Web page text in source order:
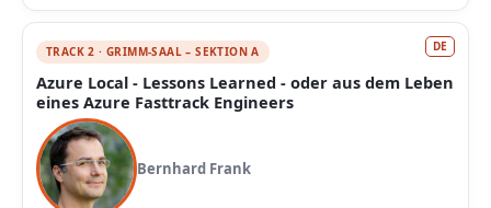
TRACK 2 · GRIMM-SAAL – SEKTION A DE
Azure Local - Lessons Learned - oder aus dem Leben
eines Azure Fasttrack Engineers
Bernhard Frank